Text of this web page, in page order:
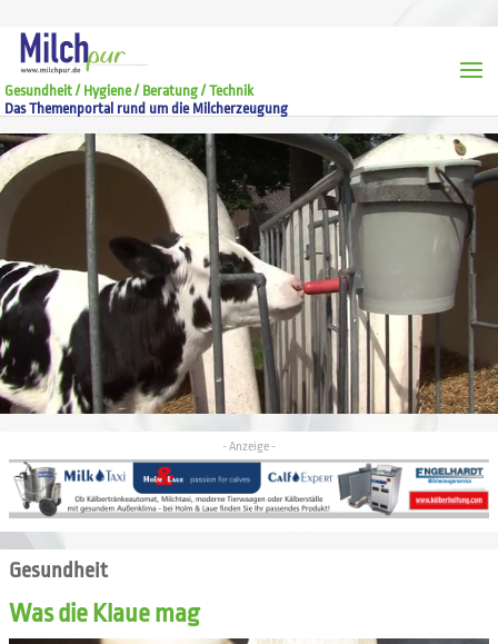
Gesundheit / Hygiene / Beratung / Technik
Das Themenportal rund um die Milcherzeugung
Video-
Player
Was die Klaue mag
Gesundheit